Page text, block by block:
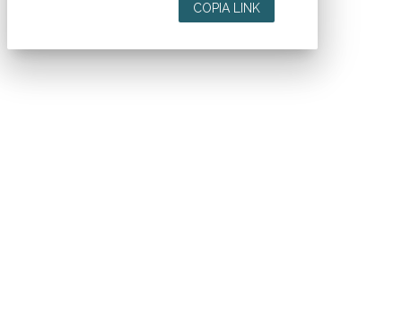
COPIA LINK